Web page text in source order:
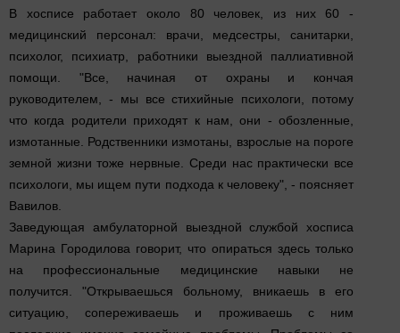
В хосписе работает около 80 человек, из них 60 -
медицинский персонал: врачи, медсестры, санитарки,
психолог, психиатр, работники выездной паллиативной
помощи. "Все, начиная от охраны и кончая
руководителем, - мы все стихийные психологи, потому
что когда родители приходят к нам, они - обозленные,
измотанные. Родственники измотаны, взрослые на пороге
земной жизни тоже нервные. Среди нас практически все
психологи, мы ищем пути подхода к человеку", - поясняет
Вавилов.
Заведующая амбулаторной выездной службой хосписа
Марина Городилова говорит, что опираться здесь только
на профессиональные медицинские навыки не
получится. "Открываешься больному, вникаешь в его
ситуацию, сопереживаешь и проживаешь с ним